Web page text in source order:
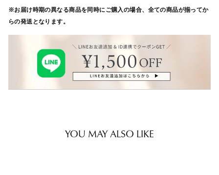
※お届け時期の異なる商品を同時にご購入の場合、全ての商品が揃ってか
らの発送となります。
YOU MAY ALSO LIKE